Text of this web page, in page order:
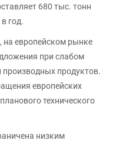
680 тыс. тонн
год.
европейском рынке
при слабом
производных продуктов.
европейских
технического
низким